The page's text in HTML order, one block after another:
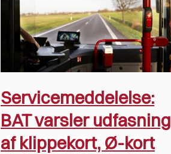
Servicemeddelelse:
BAT varsler udfasning
af klippekort, Ø-kort